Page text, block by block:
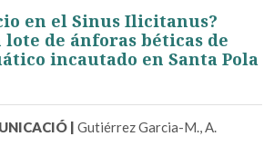
en el Sinus Ilicitanus?
de ánforas béticas de
incautado en Santa Pola
| Gutiérrez Garcia-M., A.